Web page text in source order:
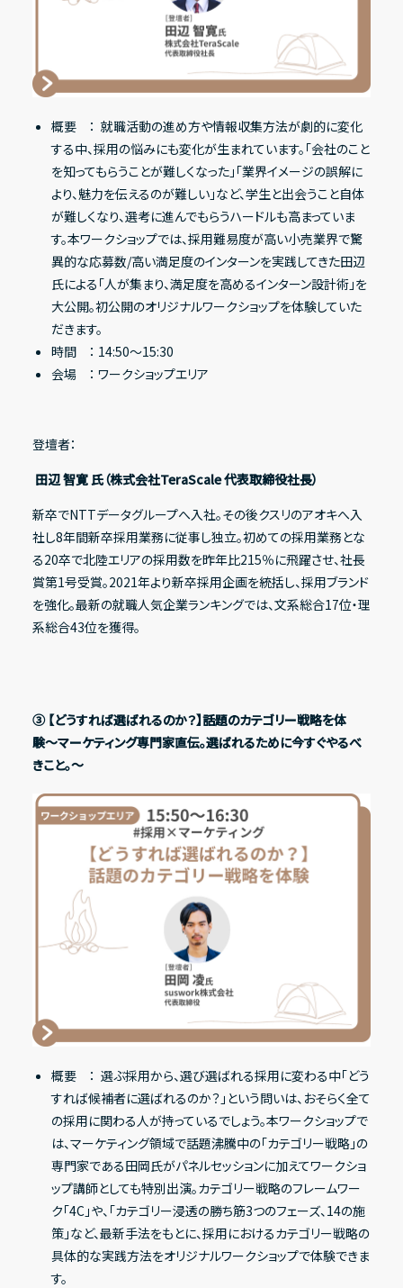
概要 ： 就職活動の進め方や情報収集方法が劇的に変化
する中、採用の悩みにも変化が生まれています。「会社のこと
を知ってもらうことが難しくなった」「業界イメージの誤解に
より、魅力を伝えるのが難しい」など、学生と出会うこと自体
が難しくなり、選考に進んでもらうハードルも高まっていま
す。本ワークショップでは、採用難易度が高い小売業界で驚
異的な応募数/高い満足度のインターンを実践してきた田辺
氏による「人が集まり、満足度を高めるインターン設計術」を
大公開。初公開のオリジナルワークショップを体験していた
だきます。
時間 ： 14:50〜15:30
会場 ： ワークショップエリア
登壇者：
田辺 智寛 氏（株式会社TeraScale 代表取締役社長）
新卒でNTTデータグループへ入社。その後クスリのアオキへ入
社し8年間新卒採用業務に従事し独立。初めての採用業務とな
る20卒で北陸エリアの採用数を昨年比215％に飛躍させ、社長
賞第1号受賞。2021年より新卒採用企画を統括し、採用ブランド
を強化。最新の就職人気企業ランキングでは、文系総合17位・理
系総合43位を獲得。
③ 【どうすれば選ばれるのか？】話題のカテゴリー戦略を体
験〜マーケティング専門家直伝。選ばれるために今すぐやるべ
きこと。〜
概要 ： 選ぶ採用から、選び選ばれる採用に変わる中「どう
すれば候補者に選ばれるのか？」という問いは、おそらく全て
の採用に関わる人が持っているでしょう。本ワークショップで
は、マーケティング領域で話題沸騰中の「カテゴリー戦略」の
専門家である田岡氏がパネルセッションに加えてワークショ
ップ講師としても特別出演。カテゴリー戦略のフレームワー
ク「4C」や、「カテゴリー浸透の勝ち筋3つのフェーズ、14の施
策」など、最新手法をもとに、採用におけるカテゴリー戦略の
具体的な実践方法をオリジナルワークショップで体験できま
す。